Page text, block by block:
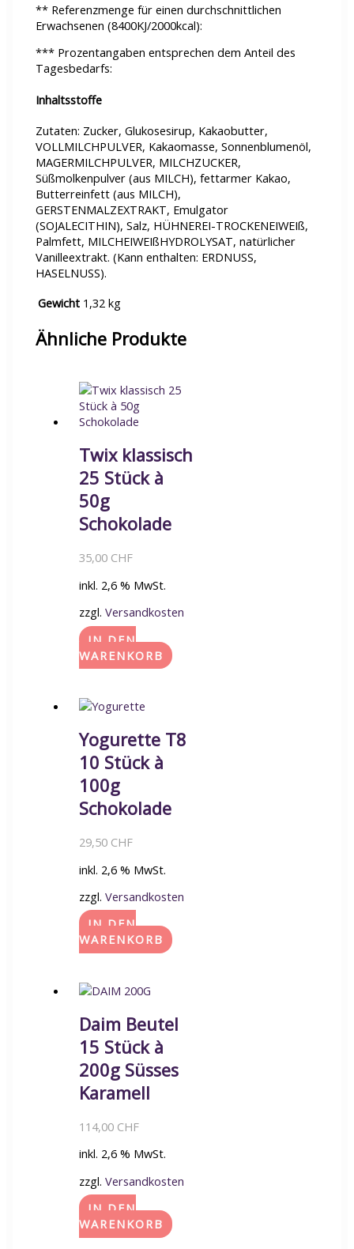
** Referenzmenge für einen durchschnittlichen
Erwachsenen (8400KJ/2000kcal):
*** Prozentangaben entsprechen dem Anteil des
Tagesbedarfs:
Inhaltsstoffe
Zutaten: Zucker, Glukosesirup, Kakaobutter,
VOLLMILCHPULVER, Kakaomasse, Sonnenblumenöl,
MAGERMILCHPULVER, MILCHZUCKER,
Süßmolkenpulver (aus MILCH), fettarmer Kakao,
Butterreinfett (aus MILCH),
GERSTENMALZEXTRAKT, Emulgator
(SOJALECITHIN), Salz, HÜHNEREI-TROCKENEIWEIß,
Palmfett, MILCHEIWEIßHYDROLYSAT, natürlicher
Vanilleextrakt. (Kann enthalten: ERDNUSS,
HASELNUSS).
Gewicht 1,32 kg
Ähnliche Produkte
Twix klassisch
25 Stück à
50g
Schokolade
35,00 CHF
inkl. 2,6 % MwSt.
zzgl. Versandkosten
IN DEN
WARENKORB
Yogurette T8
10 Stück à
100g
Schokolade
29,50 CHF
inkl. 2,6 % MwSt.
zzgl. Versandkosten
IN DEN
WARENKORB
Daim Beutel
15 Stück à
200g Süsses
Karamell
114,00 CHF
inkl. 2,6 % MwSt.
zzgl. Versandkosten
IN DEN
WARENKORB